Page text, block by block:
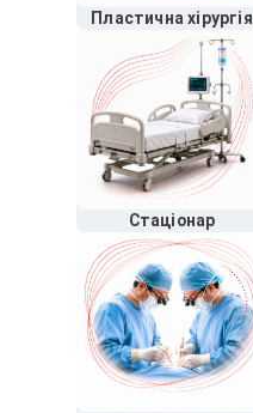
Пластична хірургія
Стаціонар